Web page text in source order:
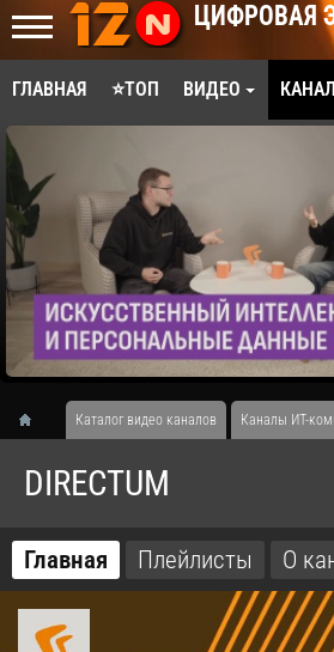
ЦИФРОВАЯ
ГЛАВНАЯ ⭐ТОП ВИДЕО
Каталог видео каналов Каналы ИТ-
DIRECTUM
Главная Плейлисты О